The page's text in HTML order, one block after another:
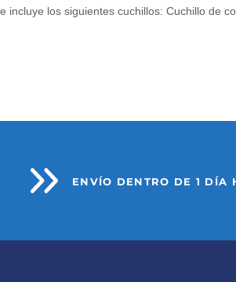
los siguientes cuchillos: Cuchillo de
ENVÍO DENTRO DE 1 DÍA